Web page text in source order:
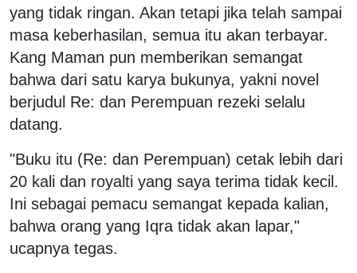
yang tidak ringan. Akan tetapi jika telah sampai
masa keberhasilan, semua itu akan terbayar.
Kang Maman pun memberikan semangat
bahwa dari satu karya bukunya, yakni novel
berjudul Re: dan Perempuan rezeki selalu
datang.
"Buku itu (Re: dan Perempuan) cetak lebih dari
20 kali dan royalti yang saya terima tidak kecil.
Ini sebagai pemacu semangat kepada kalian,
bahwa orang yang Iqra tidak akan lapar,"
ucapnya tegas.